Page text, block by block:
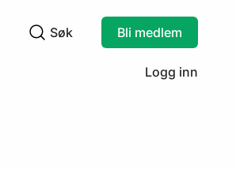
Søkefelt
Søk Bli medlem
Logg inn